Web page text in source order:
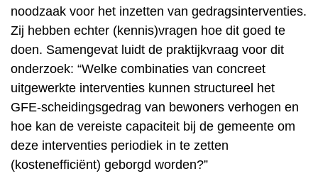
noodzaak voor het inzetten van gedragsinterventies.
Zij hebben echter (kennis)vragen hoe dit goed te
doen. Samengevat luidt de praktijkvraag voor dit
onderzoek: “Welke combinaties van concreet
uitgewerkte interventies kunnen structureel het
GFE-scheidingsgedrag van bewoners verhogen en
hoe kan de vereiste capaciteit bij de gemeente om
deze interventies periodiek in te zetten
(kostenefficiënt) geborgd worden?”